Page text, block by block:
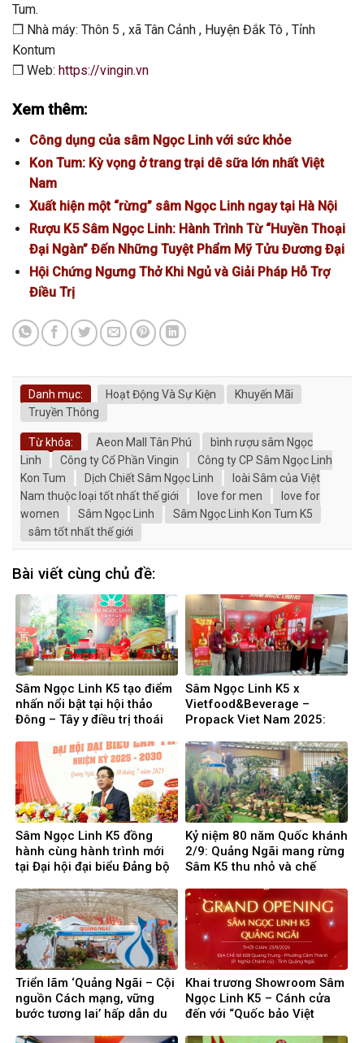
Tum.
❒ Nhà máy: Thôn 5 , xã Tân Cảnh , Huyện Đắk Tô , Tỉnh
Kontum
❒ Web: https://vingin.vn
Xem thêm:
Công dụng của sâm Ngọc Linh với sức khỏe
Kon Tum: Kỳ vọng ở trang trại dê sữa lớn nhất Việt
Nam
Xuất hiện một “rừng” sâm Ngọc Linh ngay tại Hà Nội
Rượu K5 Sâm Ngọc Linh: Hành Trình Từ “Huyền Thoại
Đại Ngàn” Đến Những Tuyệt Phẩm Mỹ Tửu Đương Đại
Hội Chứng Ngưng Thở Khi Ngủ và Giải Pháp Hỗ Trợ
Điều Trị
Danh mục: Hoạt Động Và Sự Kiện
Khuyến Mãi
Truyền Thông
Từ khóa: Aeon Mall Tân Phú
bình rượu sâm Ngọc
Linh
Công ty Cổ Phần Vingin
Công ty CP Sâm Ngọc Linh
Kon Tum
Dịch Chiết Sâm Ngọc Linh
loài Sâm của Việt
Nam thuộc loại tốt nhất thế giới
love for men
love for
women
Sâm Ngọc Linh
Sâm Ngọc Linh Kon Tum K5
sâm tốt nhất thế giới
Bài viết cùng chủ đề:
Sâm Ngọc Linh K5 tạo điểm
nhấn nổi bật tại hội thảo
Đông – Tây y điều trị thoái
Sâm Ngọc Linh K5 x
Vietfood&Beverage –
Propack Viet Nam 2025:
ngành F&B Việt Nam
Sâm Ngọc Linh K5 đồng
hành cùng hành trình mới
tại Đại hội đại biểu Đảng bộ
Kỷ niệm 80 năm Quốc khánh
2/9: Quảng Ngãi mang rừng
Sâm K5 thu nhỏ và chế
đô
Triển lãm ‘Quảng Ngãi – Cội
nguồn Cách mạng, vững
bước tương lai’ hấp dẫn du
Khai trương Showroom Sâm
Ngọc Linh K5 – Cánh cửa
đến với “Quốc bảo Việt